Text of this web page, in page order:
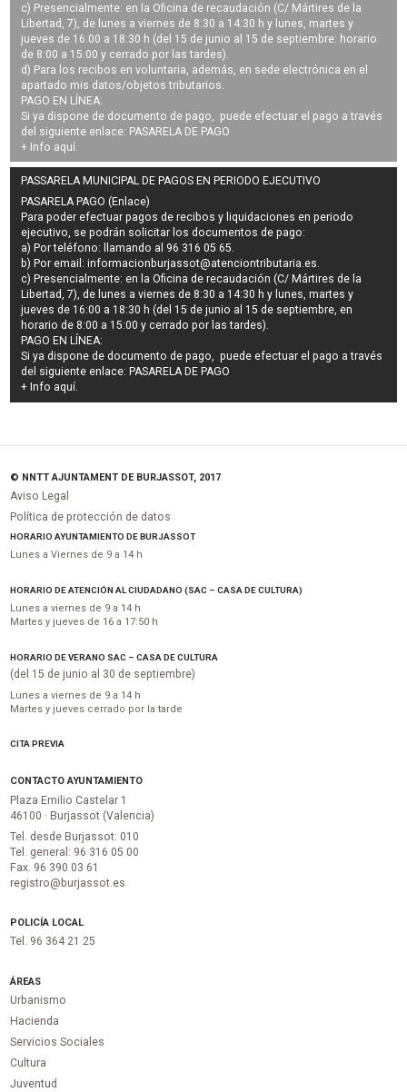
c) Presencialmente: en la Oficina de recaudación (C/ Mártires de la
Libertad, 7), de lunes a viernes de 8:30 a 14:30 h y lunes, martes y
jueves de 16:00 a 18:30 h (del 15 de junio al 15 de septiembre: horario
de 8:00 a 15:00 y cerrado por las tardes).
d) Para los recibos en voluntaria, además, en sede electrónica en el
apartado mis datos/objetos tributarios.
PAGO EN LÍNEA:
Si ya dispone de documento de pago, puede efectuar el pago a través
del siguiente enlace: PASARELA DE PAGO
+ Info aquí.
PASSARELA MUNICIPAL DE PAGOS EN PERIODO EJECUTIVO
PASARELA PAGO (Enlace)
Para poder efectuar pagos derecibos y liquidaciones en periodo
ejecutivo, se podrán solicitar los documentos de pago:
a) Por teléfono: llamando al 96 316 05 65.
b) Por email:informacionburjassot@atenciontributaria.es.
c) Presencialmente: en la Oficina de recaudación (C/ Mártires de la
Libertad, 7), de lunes a viernes de 8:30 a 14:30 h y lunes, martes y
jueves de 16:00 a 18:30 h (del 15 de junio al 15 de septiembre, en
horario de 8:00 a 15:00 y cerrado por las tardes).
PAGO EN LÍNEA:
Si ya dispone de documento de pago, puede efectuar el pago a través
del siguiente enlace: PASARELA DE PAGO
+ Info aquí.
© NNTT AJUNTAMENT DE BURJASSOT, 2017
Aviso Legal
Política de protección de datos
HORARIO AYUNTAMIENTO DE BURJASSOT
Lunes a Viernes de 9 a 14 h
HORARIO DE ATENCIÓN AL CIUDADANO (SAC – CASA DE CULTURA)
Lunes a viernes de 9 a 14 h
Martes y jueves de 16 a 17:50 h
HORARIO DE VERANO SAC – CASA DE CULTURA
(del 15 de junio al 30 de septiembre)
Lunes a viernes de 9 a 14 h
Martes y jueves cerrado por la tarde
CITA PREVIA
CONTACTO AYUNTAMIENTO
Plaza Emilio Castelar 1
46100 · Burjassot (Valencia)
Tel. desde Burjassot: 010
Tel. general: 96 316 05 00
Fax. 96 390 03 61
registro@burjassot.es
POLICÍA LOCAL
Tel. 96 364 21 25
ÁREAS
Urbanismo
Hacienda
Servicios Sociales
Cultura
Juventud